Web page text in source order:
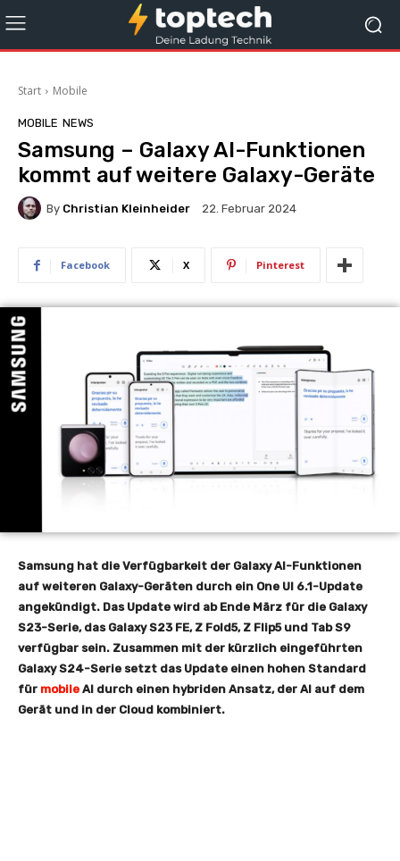
Start Mobile
MOBILE NEWS
Samsung – Galaxy AI-Funktionen
kommt auf weitere Galaxy-Geräte
By Christian Kleinheider 22. Februar 2024
Facebook X Pinterest
Samsung hat die Verfügbarkeit der Galaxy AI-Funktionen
auf weiteren Galaxy-Geräten durch ein One UI 6.1-Update
angekündigt. Das Update wird ab Ende März für die Galaxy
S23-Serie, das Galaxy S23 FE, Z Fold5, Z Flip5 und Tab S9
verfügbar sein. Zusammen mit der kürzlich eingeführten
Galaxy S24-Serie setzt das Update einen hohen Standard
für mobile AI durch einen hybriden Ansatz, der AI auf dem
Gerät und in der Cloud kombiniert.